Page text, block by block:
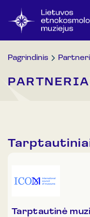
Pagrindinis
Tarptautinė